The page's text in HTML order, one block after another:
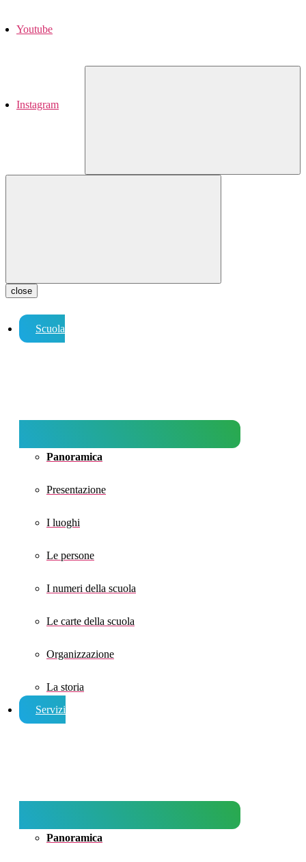
Youtube
Instagram
close
Scuola
Panoramica
Presentazione
I luoghi
Le persone
I numeri della scuola
Le carte della scuola
Organizzazione
La storia
Servizi
Panoramica